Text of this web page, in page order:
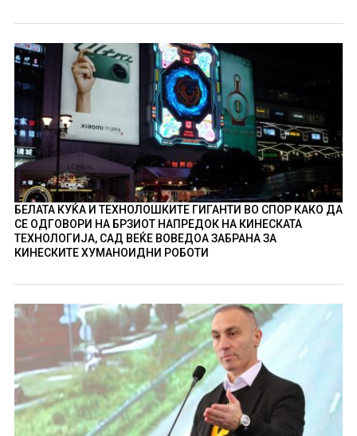
БЕЛАТА КУЌА И ТЕХНОЛОШКИТЕ ГИГАНТИ ВО СПОР КАКО ДА
СЕ ОДГОВОРИ НА БРЗИОТ НАПРЕДОК НА КИНЕСКАТА
ТЕХНОЛОГИЈА, САД ВЕЌЕ ВОВЕДОА ЗАБРАНА ЗА
КИНЕСКИТЕ ХУМАНОИДНИ РОБОТИ